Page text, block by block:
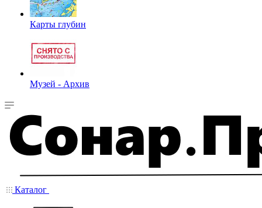
Карты глубин
Музей - Архив
Каталог